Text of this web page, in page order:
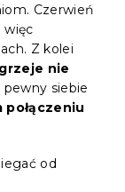
Czerwień
więc
Z kolei
nie
pewny siebie
od